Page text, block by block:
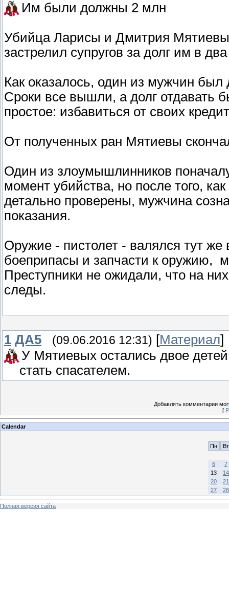
Им были должны 2 млн
Убийца Ларисы и Дмитрия
застрелил супругов за долг им в
Как оказалось, один из мужчин
Сроки все вышли, а долг отдавать
простое: избавиться от своих
От полученных ран Мятиевы
Один из злоумышлинников
момент убийства, но после того,
детально проверены, мужчина
показания.
Оружие - пистолет - валялся тут
боеприпасы и запчасти к оружию,
Преступники не ожидали, что на
следы.
1 ДА5 (09.06.2016 12:31) [Материал]
У Мятиевых остались двое
стать спасателем.
Добавлять комментарии
[
Calendar
Пн Вт
6
7
13
14
20
21
27
28
Полная версия сайта